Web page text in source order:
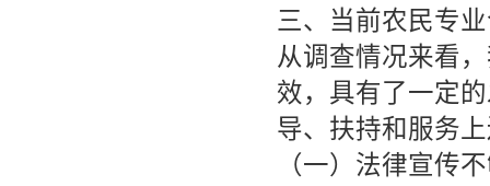
三、当前农民专
从调查情况来看
效，具有了一定
导、扶持和服务
（一）法律宣传